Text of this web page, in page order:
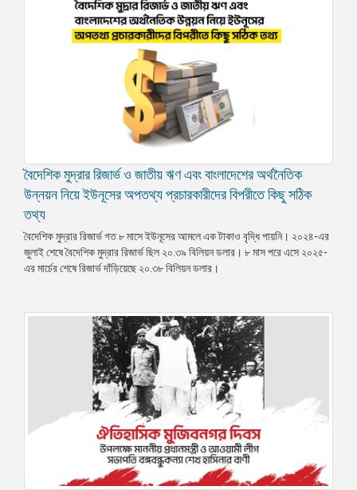
⁨বৈদেশিক মুদ্রার রিজার্ভ ও জাতীয় ঋণ এবং বাংলাদেশের অর্থনৈতিক
উন্নয়ন নিয়ে ইউনূসের অপতথ্য প্রচারকারীদের বিপরীতে কিছু সঠিক
তথ্য
বৈদেশিক মুদ্রার রিজার্ভ গত ৮ মাসে ইউনূসের আমলে এক টাকাও বৃদ্ধি পায়নি। ২০২৪-এর
জুলাই শেষে বৈদেশিক মুদ্রার রিজার্ভ ছিল ২০.৩৯ বিলিয়ন ডলার। ৮ মাস পরে এসে ২০২৫-
এর মার্চের শেষে রিজার্ভ দাঁড়িয়েছে ২০.৩৮ বিলিয়ন ডলার।